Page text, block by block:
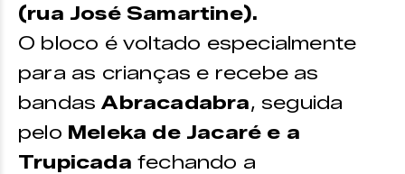
(rua José Samartine).
O bloco é voltado especialmente
para as crianças e recebe as
bandasAbracadabra, seguida
pelo Meleka de Jacaré e a
Trupicada fechando a